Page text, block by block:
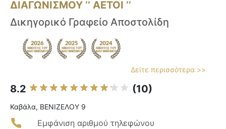
ΔΙΑΓΩΝΙΣΜΟΥ ‘’ ΑΕΤΟΙ ‘’
Δικηγορικό Γραφείο Αποστολίδη
Δείτε περισσότερα >>
8.2 (10)
Καβάλα, ΒΕΝΙΖΕΛΟΥ 9
Εμφάνιση αριθμού τηλεφώνου